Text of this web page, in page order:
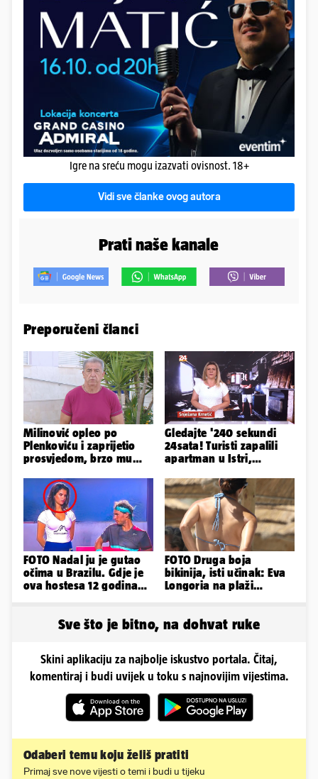
Igre na sreću mogu izazvati ovisnost. 18+
Vidi sve članke ovog autora
Prati naše kanale
Preporučeni članci
Milinović opleo po
Plenkoviću i zaprijetio
prosvjedom, brzo mu
Gospića
Gledajte '240 sekundi
24sata! Turisti zapalili
apartman u Istri,
završena'
FOTO Nadal ju je gutao
očima u Brazilu. Gdje je
ova hostesa 12 godina
FOTO Druga boja
bikinija, isti učinak: Eva
Longoria na plaži
Sve što je bitno, na dohvat ruke
Skini aplikaciju za najbolje iskustvo portala. Čitaj,
komentiraj i budi uvijek u toku s najnovijim vijestima.
Odaberi temu koju želiš pratiti
Primaj sve nove vijesti o temi i budi u tijeku